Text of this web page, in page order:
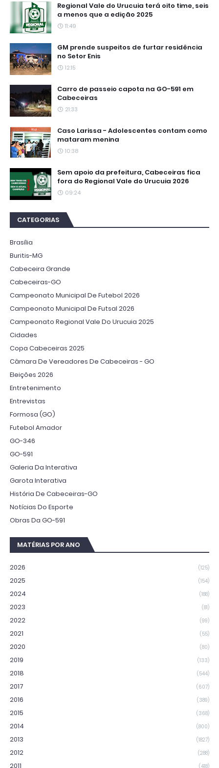
Regional Vale do Urucuia terá oito time, seis
a menos que a edição 2025
11:49
GM prende suspeitos de furtar residência
no Setor Enis
12:15
Carro de passeio capota na GO-591 em
Cabeceiras
21:33
Caso Larissa - Adolescentes contam como
mataram menina
10:38
Sem apoio da prefeitura, Cabeceiras fica
fora do Regional Vale do Urucuia 2026
09:24
CATEGORIAS
Brasília
Buritis-MG
Cabeceira Grande
Cabeceiras-GO
Campeonato Municipal De Futebol 2026
Campeonato Municipal De Futsal 2026
Campeonato Regional Vale Do Urucuia 2025
Cidades
Copa Cabeceiras 2025
Câmara De Vereadores De Cabeceiras - GO
Eleições 2026
Entretenimento
Entrevistas
Formosa (GO)
Futebol Amador
GO-346
GO-591
Galeria Da Interativa
Garota Interativa
História De Cabeceiras-GO
Notícias Do Esporte
Obras Da GO-591
MATÉRIAS POR ANO
2026 (125)
2025 (154)
2024 (188)
2023 (81)
2022 (99)
2021 (55)
2020 (80)
2019 (133)
2018 (544)
2017 (607)
2016 (389)
2015 (368)
2014 (800)
2013 (1827)
2012 (288)
2011 (418)